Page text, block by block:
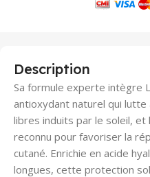
Description
Sa formule experte intègre
antioxydant naturel qui
libres induits par le soleil, et
reconnu pour favoriser la
cutané. Enrichie en acide
longues, cette protection